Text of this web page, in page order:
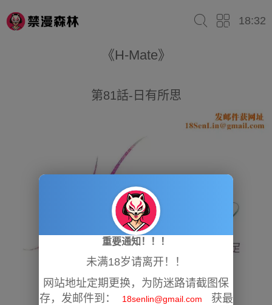
18:32
《H-Mate》
第81話-日有所思
重要通知！！！
未满18岁请离开！！
网站地址定期更换，为防迷路请截图保
存，发邮件到：
18senlin@gmail.com
获最